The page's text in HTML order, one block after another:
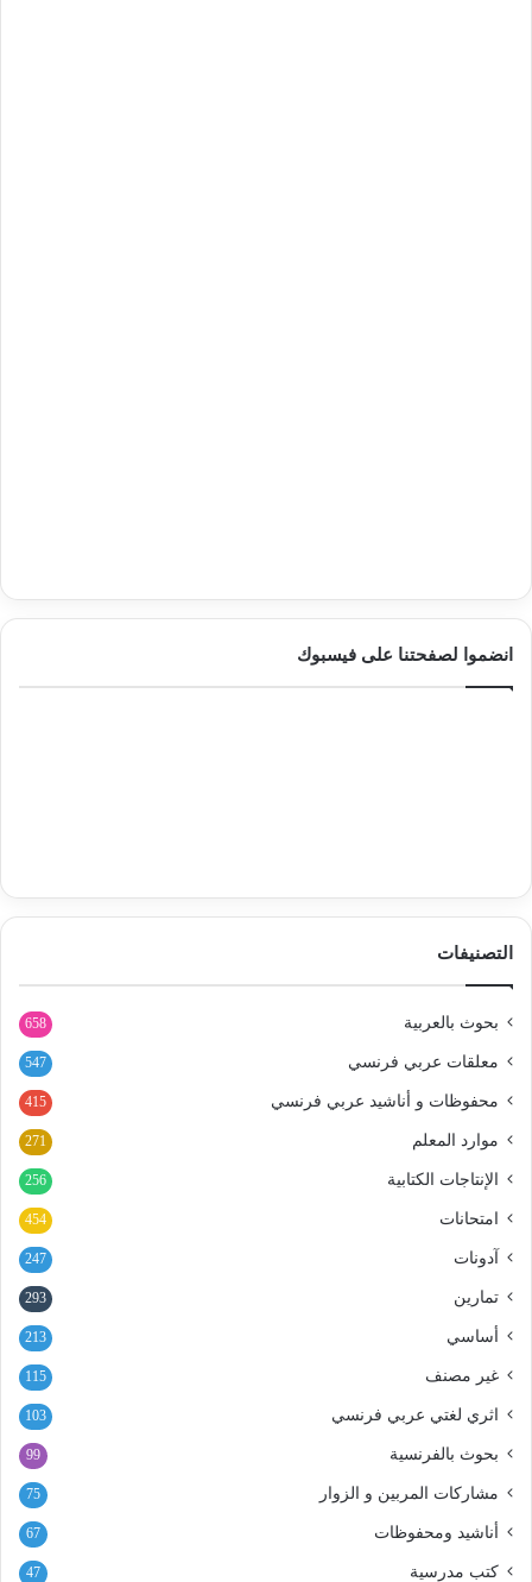
انضموا لصفحتنا على فيسبوك
التصنيفات
بحوث بالعربية 658
معلقات عربي فرنسي 547
محفوظات و أناشيد عربي فرنسي 415
موارد المعلم 271
الإنتاجات الكتابية 256
امتحانات 454
آدونات 247
تمارين 293
أساسي 213
غير مصنف 115
اثري لغتي عربي فرنسي 103
بحوث بالفرنسية 99
مشاركات المربين و الزوار 75
أناشيد ومحفوظات 67
كتب مدرسية 47